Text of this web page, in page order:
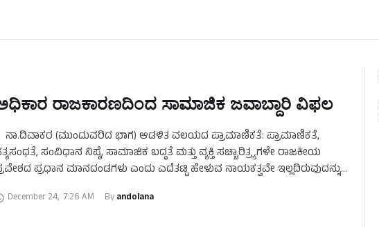
ರಾಜಕಾರಣದಿಂದ ಸಾಮಾಜಿಕ ಜವಾಬ್ದಾರಿ ವಿಫಲ
ನಾ.ದಿವಾಕರ (ಮುಂದುವರಿದ ಭಾಗ) ಆಡಳಿತ ವಲಯದ ಪ್ರಾಮಾಣಿಕತೆ: ಪ್ರಾಮಾಣಿಕತೆ,
ಸಂವಿಧಾನ ನಿಷ್ಠೆ, ಸಾಮಾಜಿಕ ಬದ್ಧತೆ ಮತ್ತು ವ್ಯಕ್ತಿ ಸಚ್ಚಾರಿತ್ರ್ಯಗಳೇ ರಾಜಕೀಯ
ಪ್ರಧಾನ ಮಾನದಂಡಗಳು ಎಂದು ಎದೆತಟ್ಟಿ ಹೇಳುವ ನಾಯಕತ್ವವೇ ಇಲ್ಲದಿರುವುದನ್ನು
December 24, 7:26 AM By andolana